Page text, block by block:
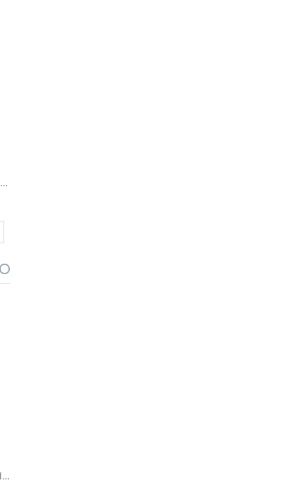
Silikon Hülle für Galaxy S5 Mini - Einhorn
Glitzerfolie für Galaxy S5 Mini - Pink